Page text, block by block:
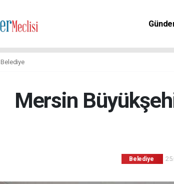
Belediye
Mersin
Belediye